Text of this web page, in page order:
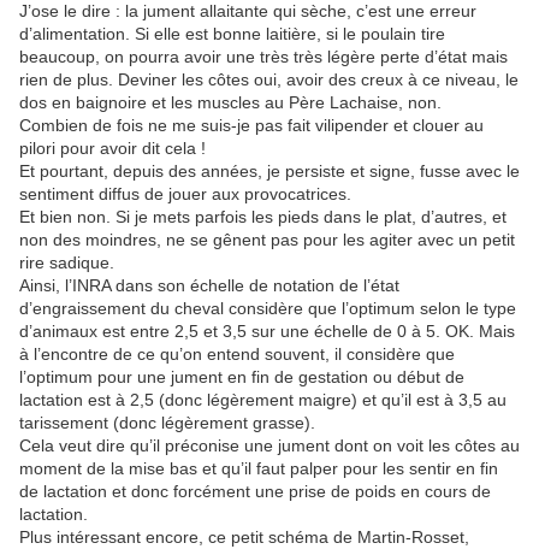
J’ose le dire : la jument allaitante qui sèche, c’est une erreur
d’alimentation. Si elle est bonne laitière, si le poulain tire
beaucoup, on pourra avoir une très très légère perte d’état mais
rien de plus. Deviner les côtes oui, avoir des creux à ce niveau, le
dos en baignoire et les muscles au Père Lachaise, non.
Combien de fois ne me suis-je pas fait vilipender et clouer au
pilori pour avoir dit cela !
Et pourtant, depuis des années, je persiste et signe, fusse avec le
sentiment diffus de jouer aux provocatrices.
Et bien non. Si je mets parfois les pieds dans le plat, d’autres, et
non des moindres, ne se gênent pas pour les agiter avec un petit
rire sadique.
Ainsi, l’INRA dans son échelle de notation de l’état
d’engraissement du cheval considère que l’optimum selon le type
d’animaux est entre 2,5 et 3,5 sur une échelle de 0 à 5. OK. Mais
à l’encontre de ce qu’on entend souvent, il considère que
l’optimum pour une jument en fin de gestation ou début de
lactation est à 2,5 (donc légèrement maigre) et qu’il est à 3,5 au
tarissement (donc légèrement grasse).
Cela veut dire qu’il préconise une jument dont on voit les côtes au
moment de la mise bas et qu’il faut palper pour les sentir en fin
de lactation et donc forcément une prise de poids en cours de
lactation.
Plus intéressant encore, ce petit schéma de Martin-Rosset,